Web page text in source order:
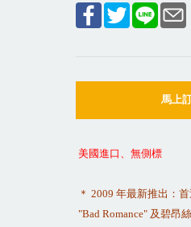
馬上
美國進口、無側標
＊ 2009 年最新推出：
"Bad Romance" 及碧昂